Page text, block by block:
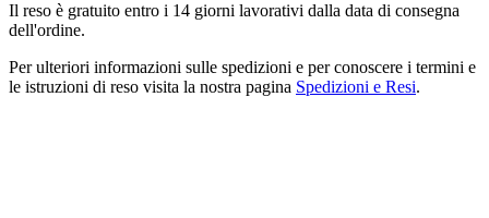
Il reso è gratuito entro i 14 giorni lavorativi dalla data di consegna
dell'ordine.
Per ulteriori informazioni sulle spedizioni e per conoscere i termini e
le istruzioni di reso visita la nostra pagina Spedizioni e Resi.